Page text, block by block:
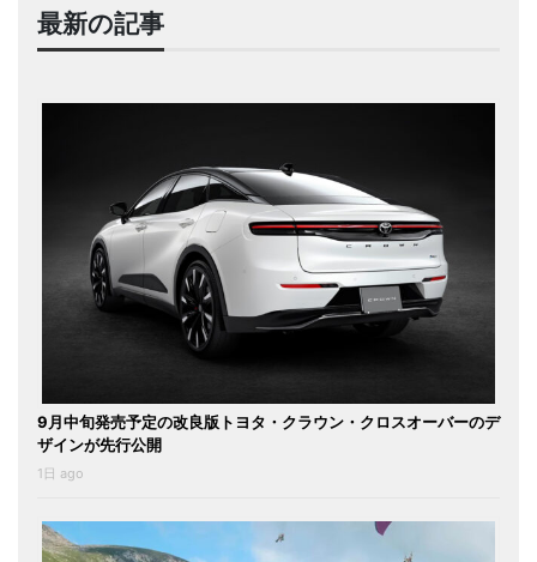
最新の記事
9月中旬発売予定の改良版トヨタ・クラウン・クロスオーバーのデ
ザインが先行公開
1日 ago